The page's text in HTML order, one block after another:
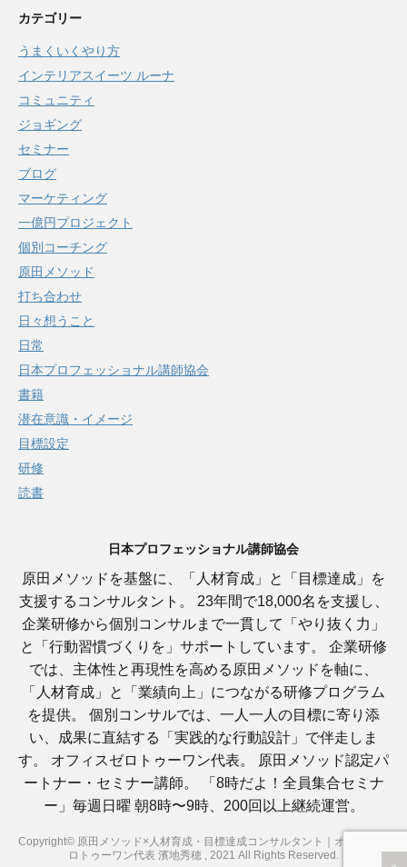
カテゴリー
うまくいくやり方
インテリアスイーツ ルーナ
コミュニティ
ジョギング
セミナー
ブログ
マーケティング
一億円プロジェクト
個別コーチング
原田メソッド
打ち合わせ
日々想うこと
日常
日本プロフェッショナル講師協会
書籍
潜在意識・イメージ
目標設定
研修
読書
日本プロフェッショナル講師協会
原田メソッドを基盤に、「人材育成」と「目標達成」を
支援するコンサルタント。 23年間で18,000名を支援し、
企業研修から個別コンサルまで一貫して「やり抜く力」
と「行動習慣づくりを」サポートしています。 企業研修
では、主体性と再現性を高める原田メソッドを軸に、
「人材育成」と「業績向上」につながる研修プログラム
を提供。 個別コンサルでは、一人一人の目標に寄り添
い、成果に直結する「実践的な行動設計」で伴走しま
す。 オフィスゼロトゥーワン代表。 原田メソッド認定パ
ートナー・セミナー講師。 「8時だよ！全員集合セミナ
ー」毎週日曜 朝8時〜9時、200回以上継続運営。
Copyright© 原田メソッド×人材育成・目標達成コンサルタント｜オフィスゼ
ロトゥーワン代表 濱地秀穂 , 2021 All Rights Reserved.